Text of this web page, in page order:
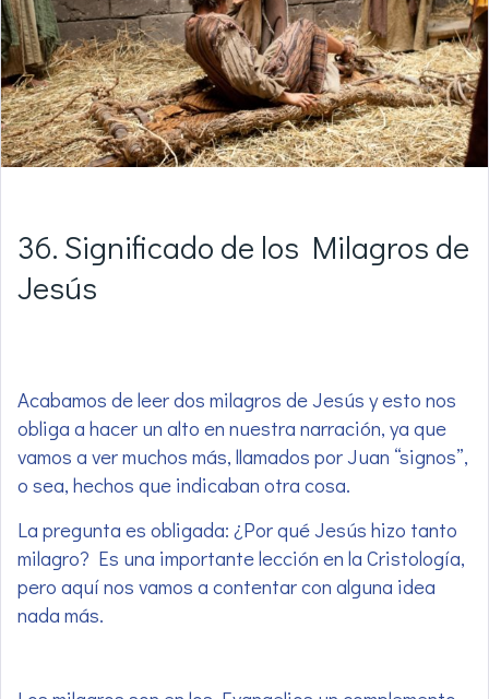
36. Significado de los Milagros de
Jesús
Acabamos de leer dos milagros de Jesús y esto nos
obliga a hacer un alto en nuestra narración, ya que
vamos a ver muchos más, llamados por Juan “signos”,
o sea, hechos que indicaban otra cosa.
La pregunta es obligada: ¿Por qué Jesús hizo tanto
milagro? Es una importante lección en la Cristología,
pero aquí nos vamos a contentar con alguna idea
nada más.